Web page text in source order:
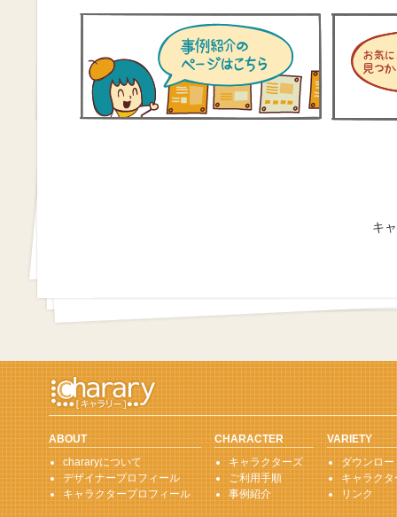
キ
ABOUT
chararyについて
デザイナープロフィール
キャラクタープロフィール
CHARACTER
キャラクターズ
ご利用手順
事例紹介
VARIETY
ダウンロ
キャラク
リンク